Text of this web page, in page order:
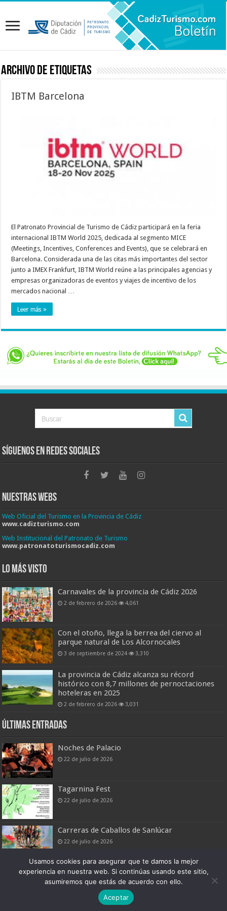
Archivo de etiquetas
IBTM Barcelona
El Patronato Provincial de Turismo de Cádiz participará en la feria
internacional IBTM World 2025, dedicada al segmento MICE
(Meetings, Incentives, Conferences and Events), que se celebrará en
Barcelona. Considerada una de las citas más importantes del sector
junto a IMEX Frankfurt, IBTM World reúne a las principales agencias y
empresas organizadoras de eventos y viajes de incentivo de los
mercados nacional …
Leer más »
Síguenos en Redes Sociales
Nuestras Webs
Web Oficial del Turismo en la Provincia de Cádiz
www.cadizturismo.com
Web Institucional del Patronato de Turismo
www.patronatoturismocadiz.com
Lo más visto
Carnavales de la provincia de Cádiz 2026
2 de febrero de 2026 4,061
Con el otoño, llega la berrea del ciervo al
parque natural de Los Alcornocales
3 de septiembre de 2024 3,310
La provincia de Cádiz alcanza su récord
histórico con 8,7 millones de pernoctaciones
hoteleras en 2025
2 de febrero de 2026 3,031
Últimas entradas
Noches de Palacio
22 de julio de 2026
Tagarnina Fest
22 de julio de 2026
Carreras de Caballos de Sanlúcar
22 de julio de 2026
Boletín Digital de Noticias Turísticas
Patronato Provincial de Turismo de Cádiz © 2026
Usamos cookies para asegurar que te damos la mejor
experiencia en nuestra web. Si continúas usando este sitio,
asumiremos que estás de acuerdo con ello.
Aceptar